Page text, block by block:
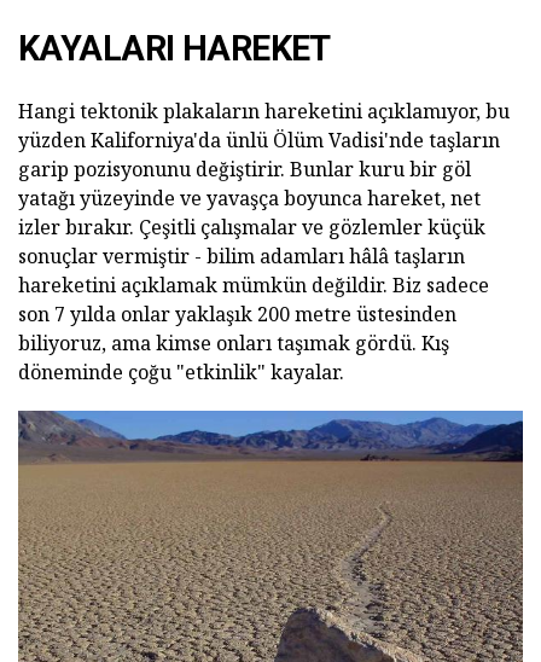
KAYALARI HAREKET
Hangi tektonik plakaların hareketini açıklamıyor, bu
yüzden Kaliforniya'da ünlü Ölüm Vadisi'nde taşların
garip pozisyonunu değiştirir. Bunlar kuru bir göl
yatağı yüzeyinde ve yavaşça boyunca hareket, net
izler bırakır. Çeşitli çalışmalar ve gözlemler küçük
sonuçlar vermiştir - bilim adamları hâlâ taşların
hareketini açıklamak mümkün değildir. Biz sadece
son 7 yılda onlar yaklaşık 200 metre üstesinden
biliyoruz, ama kimse onları taşımak gördü. Kış
döneminde çoğu "etkinlik" kayalar.